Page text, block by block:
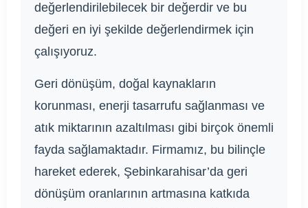
değerlendirilebilecek bir değerdir ve bu
değeri en iyi şekilde değerlendirmek için
çalışıyoruz.
Geri dönüşüm, doğal kaynakların
korunması, enerji tasarrufu sağlanması ve
atık miktarının azaltılması gibi birçok önemli
fayda sağlamaktadır. Firmamız, bu bilinçle
hareket ederek, Şebinkarahisar’da geri
dönüşüm oranlarının artmasına katkıda